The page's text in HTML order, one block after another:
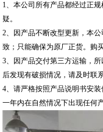
1、本公司所有产品都经过正
疑。
2、因产品不断改型更新，本
致；只能确保为原厂正货。购
3、因产品交付第三方运输，
后发现有破损情况，请及时联
4、请严格按照产品说明书安
一年内在自然情况下出现任何